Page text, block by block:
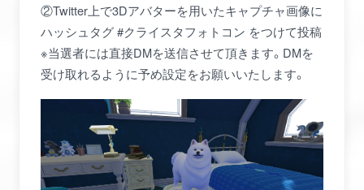
②Twitter上で3Dアバターを用いたキャプチャ画像に
ハッシュタグ #クライスタフォトコン をつけて投稿
※当選者には直接DMを送信させて頂きます。DMを
受け取れるように予め設定をお願いいたします。